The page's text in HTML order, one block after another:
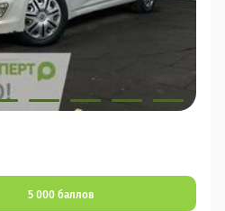
5 000 баллов